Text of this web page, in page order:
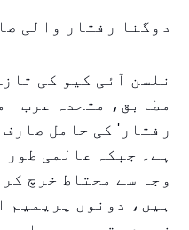
دوگنا رفتار والی
نلسن آئی کیو کی
مطابق، متحدہ عرب
رفتار' کی حامل
ہے۔ جبکہ عالمی
وجہ سے محتاط خرچ
ہیں، دونوں پریمیم